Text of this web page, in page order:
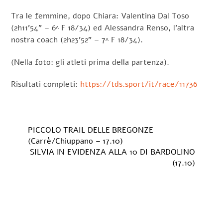
Tra le femmine, dopo Chiara: Valentina Dal Toso
(2h11’54” – 6^ F 18/34) ed Alessandra Renso, l’altra
nostra coach (2h23’52” – 7^ F 18/34).
(Nella foto: gli atleti prima della partenza).
Risultati completi: https://tds.sport/it/race/11736
PICCOLO TRAIL DELLE BREGONZE
(Carrè/Chiuppano – 17.10)
SILVIA IN EVIDENZA ALLA 10 DI BARDOLINO
(17.10)